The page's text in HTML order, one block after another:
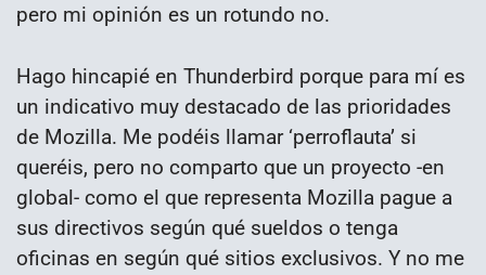
pero mi opinión es un rotundo no.
Hago hincapié en Thunderbird porque para mí es
un indicativo muy destacado de las prioridades
de Mozilla. Me podéis llamar ‘perroflauta’ si
queréis, pero no comparto que un proyecto -en
global- como el que representa Mozilla pague a
sus directivos según qué sueldos o tenga
oficinas en según qué sitios exclusivos. Y no me